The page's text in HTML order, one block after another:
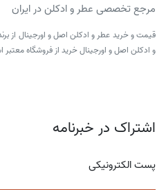
مرجع تخصصی عطر و ادکلن در ایران
قیمت و خرید عطر و ادکلن اصل و اورجینال از
و ادکلن اصل و اورجینال خرید از فروشگاه
اشتراک در خبرنامه
پست الکترونیکی